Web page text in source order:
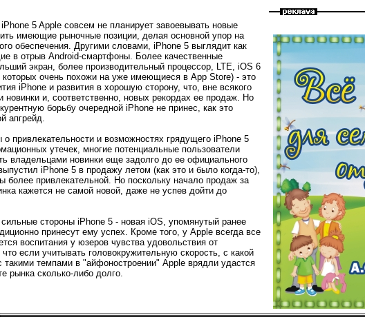
5 Apple совсем не планирует завоевывать новые
имеющие рыночные позиции, делая основной упор на
обеспечения. Другими словами, iPhone 5 выглядит как
в отрыв Android-смартфоны. Более качественные
экран, более производительный процессор, LTE, iOS 6
очень похожи на уже имеющиеся в App Store) - это
iPhone и развития в хорошую сторону, что, вне всякого
новинки и, соответственно, новых рекордах ее продаж. Но
борьбу очередной iPhone не принес, как это
апгрейд.
привлекательности и возможностях грядущего iPhone 5
утечек, многие потенциальные пользователи
владельцами новинки еще задолго до ее официального
iPhone 5 в продажу летом (как это и было когда-то),
более привлекательной. Но поскольку начало продаж за
кажется не самой новой, даже не успев дойти до
стороны iPhone 5 - новая iOS, упомянутый ранее
принесут ему успех. Кроме того, у Apple всегда все
воспитания у юзеров чувства удовольствия от
если учитывать головокружительную скорость, с какой
темпами в "айфоностроении" Apple врядли удастся
рынка сколько-либо долго.